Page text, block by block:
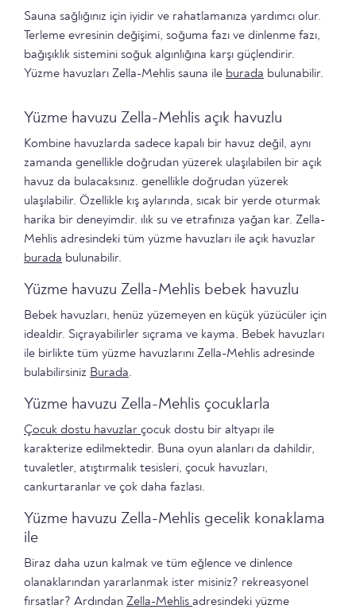
Sauna sağlığınız için iyidir ve rahatlamanıza yardımcı olur.
Terleme evresinin değişimi, soğuma fazı ve dinlenme fazı,
bağışıklık sistemini soğuk algınlığına karşı güçlendirir.
Yüzme havuzları Zella-Mehlis sauna ile burada bulunabilir.
Yüzme havuzu Zella-Mehlis açık havuzlu
Kombine havuzlarda sadece kapalı bir havuz değil, aynı
zamanda genellikle doğrudan yüzerek ulaşılabilen bir açık
havuz da bulacaksınız. genellikle doğrudan yüzerek
ulaşılabilir. Özellikle kış aylarında, sıcak bir yerde oturmak
harika bir deneyimdir. ılık su ve etrafınıza yağan kar. Zella-
Mehlis adresindeki tüm yüzme havuzları ile açık havuzlar
burada bulunabilir.
Yüzme havuzu Zella-Mehlis bebek havuzlu
Bebek havuzları, henüz yüzemeyen en küçük yüzücüler için
idealdir. Sıçrayabilirler sıçrama ve kayma. Bebek havuzları
ile birlikte tüm yüzme havuzlarını Zella-Mehlis adresinde
bulabilirsiniz Burada.
Yüzme havuzu Zella-Mehlis çocuklarla
Çocuk dostu havuzlar çocuk dostu bir altyapı ile
karakterize edilmektedir. Buna oyun alanları da dahildir,
tuvaletler, atıştırmalık tesisleri, çocuk havuzları,
cankurtaranlar ve çok daha fazlası.
Yüzme havuzu Zella-Mehlis gecelik konaklama
ile
Biraz daha uzun kalmak ve tüm eğlence ve dinlence
olanaklarından yararlanmak ister misiniz? rekreasyonel
fırsatlar? Ardından Zella-Mehlis adresindeki yüzme